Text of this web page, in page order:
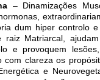
– Dinamizações
dum hiper controlo
Matriarcal,
e provoquem
clareza os
e